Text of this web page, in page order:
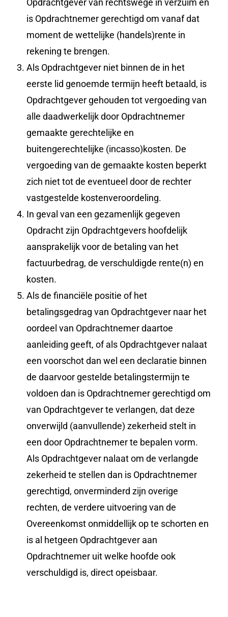
Opdrachtgever van rechtswege in verzuim en
is Opdrachtnemer gerechtigd om vanaf dat
moment de wettelijke (handels)rente in
rekening te brengen.
Als Opdrachtgever niet binnen de in het
eerste lid genoemde termijn heeft betaald, is
Opdrachtgever gehouden tot vergoeding van
alle daadwerkelijk door Opdrachtnemer
gemaakte gerechtelijke en
buitengerechtelijke (incasso)kosten. De
vergoeding van de gemaakte kosten beperkt
zich niet tot de eventueel door de rechter
vastgestelde kostenveroordeling.
In geval van een gezamenlijk gegeven
Opdracht zijn Opdrachtgevers hoofdelijk
aansprakelijk voor de betaling van het
factuurbedrag, de verschuldigde rente(n) en
kosten.
Als de financiële positie of het
betalingsgedrag van Opdrachtgever naar het
oordeel van Opdrachtnemer daartoe
aanleiding geeft, of als Opdrachtgever nalaat
een voorschot dan wel een declaratie binnen
de daarvoor gestelde betalingstermijn te
voldoen dan is Opdrachtnemer gerechtigd om
van Opdrachtgever te verlangen, dat deze
onverwijld (aanvullende) zekerheid stelt in
een door Opdrachtnemer te bepalen vorm.
Als Opdrachtgever nalaat om de verlangde
zekerheid te stellen dan is Opdrachtnemer
gerechtigd, onverminderd zijn overige
rechten, de verdere uitvoering van de
Overeenkomst onmiddellijk op te schorten en
is al hetgeen Opdrachtgever aan
Opdrachtnemer uit welke hoofde ook
verschuldigd is, direct opeisbaar.